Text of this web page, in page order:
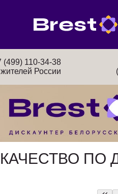
(499) 110-34-38
России
КАЧЕСТВО